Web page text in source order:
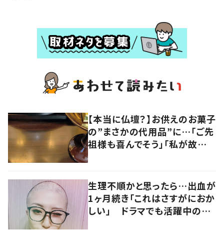
【本当に仏壇？】お供えのお菓子
の”まさかの代用品”に…「ご先
祖様も喜んでそう」「私が故人だ
生理不順かと思ったら…出血が
1ヶ月続き「これはさすがにおか
しい」 ドラマでも活躍中の女